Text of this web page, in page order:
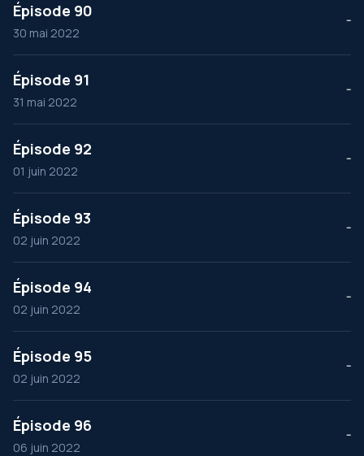
Épisode 90
30 mai 2022
--
Épisode 91
31 mai 2022
--
Épisode 92
01 juin 2022
--
Épisode 93
02 juin 2022
--
Épisode 94
02 juin 2022
--
Épisode 95
02 juin 2022
--
Épisode 96
06 juin 2022
--